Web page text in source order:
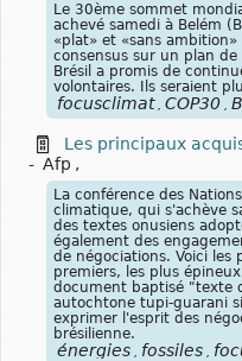
Le 30ème sommet
achevé samedi à Belém
«plat» et «sans
consensus sur un plan de
Brésil a promis de
volontaires. Ils seraient
focusclimat COP30
Les principaux
- Afp ,
La conférence des
climatique, qui s'achève
des textes onusiens
également des
de négociations. Voici
premiers, les plus
document baptisé "texte
autochtone tupi-guarani
exprimer l'esprit des
brésilienne.
énergies fossiles